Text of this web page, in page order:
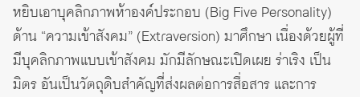
หยิบเอาบุคลิกภาพห้าองค์ประกอบ (Big Five Personality)
ด้าน “ความเข้าสังคม” (Extraversion) มาศึกษา เนื่องด้วยผู้ที่
มีบุคลิกภาพแบบเข้าสังคม มักมีลักษณะเปิดเผย ร่าเริง เป็น
มิตร อันเป็นวัตถุดิบสำคัญที่ส่งผลต่อการสื่อสาร และการ